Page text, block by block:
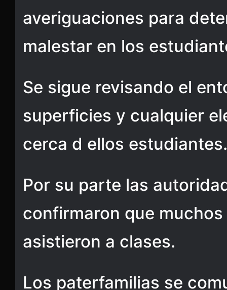
averiguaciones para
malestar en los
Se sigue revisando el
superficies y cualquier
cerca d ellos estudiantes.
Por su parte las
confirmaron que
asistieron a clases.
Los paterfamilias se